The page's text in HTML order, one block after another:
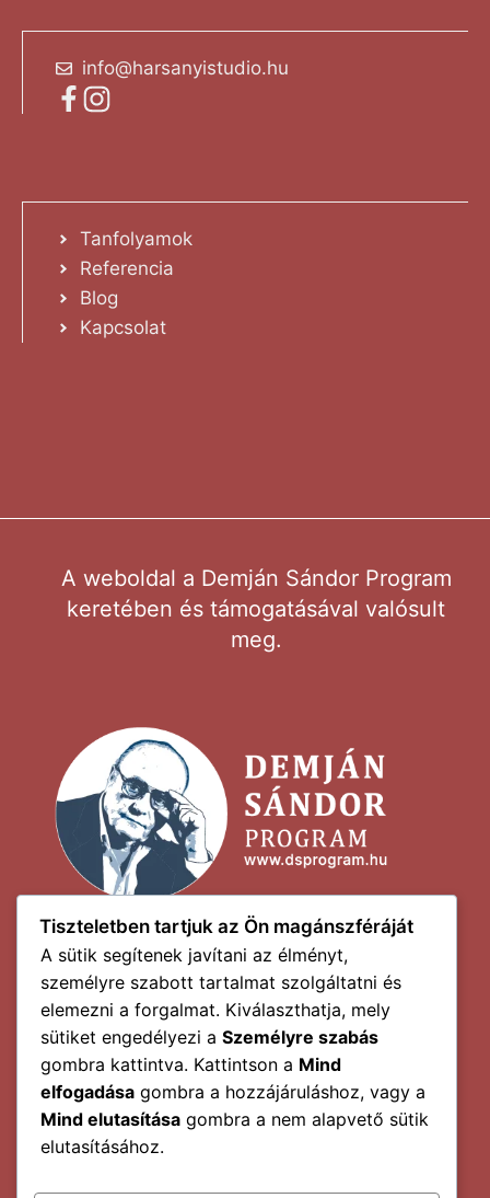
info@harsanyistudio.hu
Tanfolyamok
Referencia
Blog
Kapcsolat
A weboldal a Demján Sándor Program
keretében és támogatásával valósult
meg.
Tiszteletben tartjuk az Ön magánszféráját
A sütik segítenek javítani az élményt,
személyre szabott tartalmat szolgáltatni és
elemezni a forgalmat. Kiválaszthatja, mely
sütiket engedélyezi a Személyre szabás
gombra kattintva. Kattintson a Mind
elfogadása gombra a hozzájáruláshoz, vagy a
Mind elutasítása gombra a nem alapvető sütik
elutasításához.